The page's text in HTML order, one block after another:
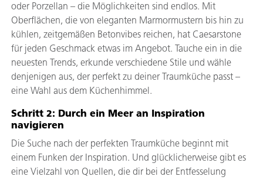
oder Porzellan – die Möglichkeiten sind endlos. Mit
Oberflächen, die von eleganten Marmormustern bis hin zu
kühlen, zeitgemäßen Betonvibes reichen, hat Caesarstone
für jeden Geschmack etwas im Angebot. Tauche ein in die
neuesten Trends, erkunde verschiedene Stile und wähle
denjenigen aus, der perfekt zu deiner Traumküche passt –
eine Wahl aus dem Küchenhimmel.
Schritt 2: Durch ein Meer an Inspiration
navigieren
Die Suche nach der perfekten Traumküche beginnt mit
einem Funken der Inspiration. Und glücklicherweise gibt es
eine Vielzahl von Quellen, die dir bei der Entfesselung